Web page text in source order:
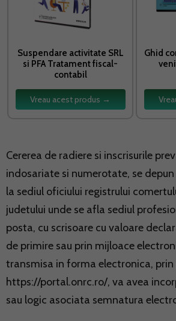
Suspendare activitate SRL
si PFA Tratament fiscal-
contabil
Vreau acest produs →
Ghid
Cererea de radiere si inscrisurile
indosariate si numerotate, se
la sediul oficiului registrului
judetului unde se afla sediul
posta, cu scrisoare cu valoare
de primire sau prin mijloace
transmisa in forma electronica,
https://portal.onrc.ro/, va avea
sau logic asociata semnatura